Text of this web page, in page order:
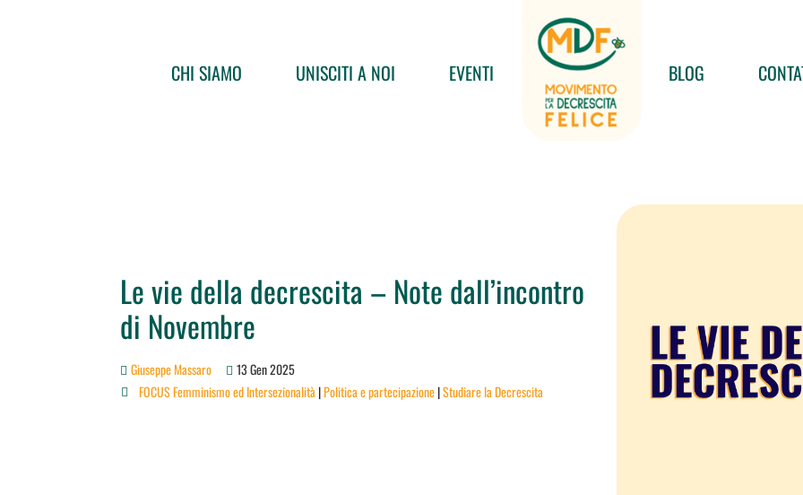
CHI SIAMO UNISCITI A NOI EVENTI BLOG
Le vie della decrescita – Note dall’incontro
di Novembre
Giuseppe Massaro 13 Gen 2025
 FOCUS Femminismo ed Intersezionalità|Politica e partecipazione|Studiare la Decrescita